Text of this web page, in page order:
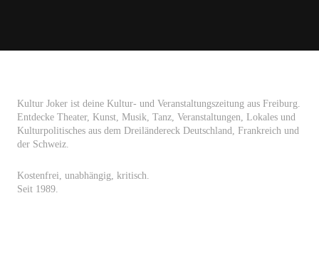
Kultur Joker ist deine Kultur- und Veranstaltungszeitung aus Freiburg.
Entdecke Theater, Kunst, Musik, Tanz, Veranstaltungen, Lokales und
Kulturpolitisches aus dem Dreiländereck Deutschland, Frankreich und
der Schweiz.
Kostenfrei, unabhängig, kritisch.
Seit 1989.